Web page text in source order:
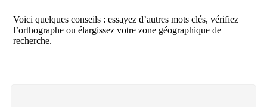
Voici quelques conseils : essayez d’autres mots clés, vérifiez
l’orthographe ou élargissez votre zone géographique de
recherche.